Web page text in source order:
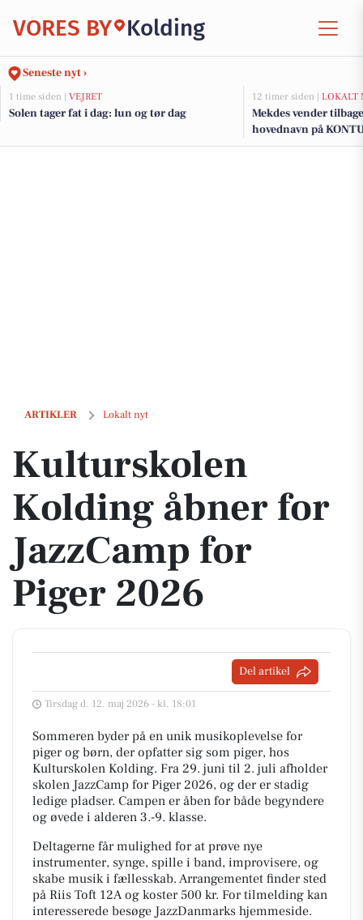
VORES BY Kolding
Seneste nyt ›
1 time siden | VEJRET
Solen tager fat i dag: lun og tør dag
12 timer siden | LOKALT
Mekdes vender
hovednavn på
ARTIKLER Lokalt nyt
Kulturskolen Kolding åbner for JazzCamp for Piger 2026
Kulturskolen
Kolding åbner for
JazzCamp for
Piger 2026
Del artikel
Tirsdag d. 12. maj 2026 - kl. 18:01
Sommeren byder på en unik musikoplevelse for
piger og børn, der opfatter sig som piger, hos
Kulturskolen Kolding. Fra 29. juni til 2. juli afholder
skolen JazzCamp for Piger 2026, og der er stadig
ledige pladser. Campen er åben for både begyndere
og øvede i alderen 3.-9. klasse.
Deltagerne får mulighed for at prøve nye
instrumenter, synge, spille i band, improvisere, og
skabe musik i fællesskab. Arrangementet finder sted
på Riis Toft 12A og koster 500 kr. For tilmelding kan
interesserede besøge JazzDanmarks hjemmeside.